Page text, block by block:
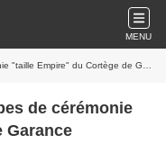
MENU
Empire" du Cortège de Garance
de cérémonie
Garance